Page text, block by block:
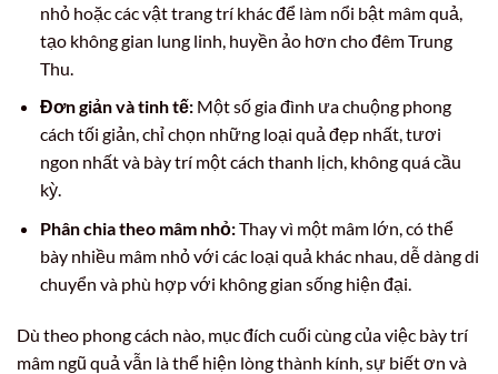
nhỏ hoặc các vật trang trí khác để làm nổi bật mâm quả,
tạo không gian lung linh, huyền ảo hơn cho đêm Trung
Thu.
Đơn giản và tinh tế:Một số gia đình ưa chuộng phong
cách tối giản, chỉ chọn những loại quả đẹp nhất, tươi
ngon nhất và bày trí một cách thanh lịch, không quá cầu
kỳ.
Phân chia theo mâm nhỏ:Thay vì một mâm lớn, có thể
bày nhiều mâm nhỏ với các loại quả khác nhau, dễ dàng di
chuyển và phù hợp với không gian sống hiện đại.
Dù theo phong cách nào, mục đích cuối cùng của việc bày trí
mâm ngũ quả vẫn là thể hiện lòng thành kính, sự biết ơn và